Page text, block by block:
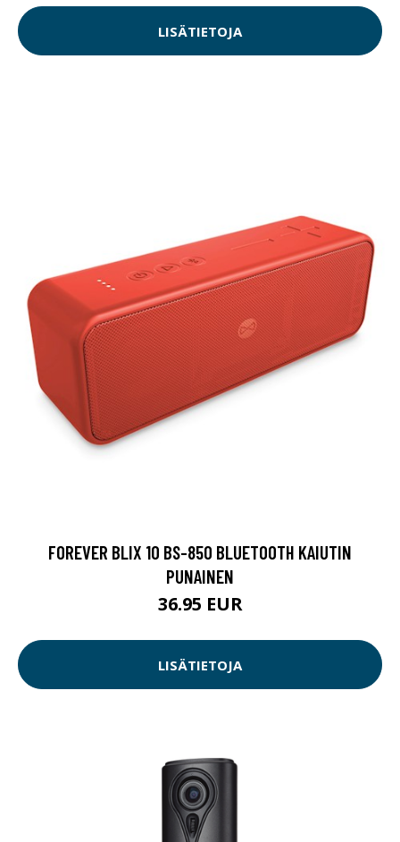
LISÄTIETOJA
FOREVER BLIX 10 BS-850 BLUETOOTH KAIUTIN
PUNAINEN
36.95 EUR
LISÄTIETOJA